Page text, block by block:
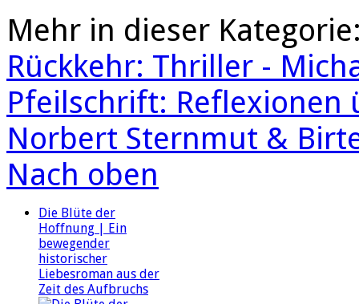
Mehr in dieser
Rückkehr: Thriller -
Pfeilschrift: Reflexionen
Norbert Sternmut &
Nach oben
Die Blüte der
Hoffnung | Ein
bewegender
historischer
Liebesroman aus der
Zeit des Aufbruchs